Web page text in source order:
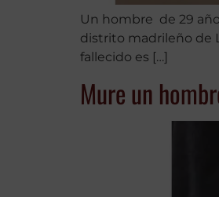
Un hombre de 29
distrito madrileño de
fallecido es […]
Mure un